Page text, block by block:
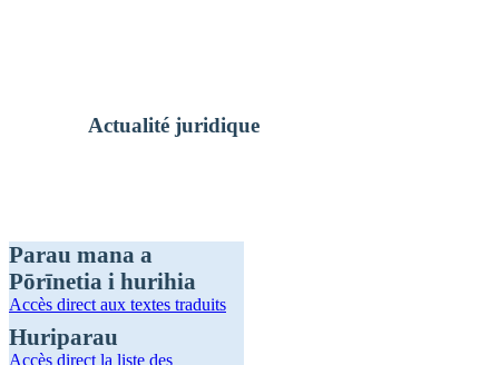
Actualité juridique
Parau mana a
Pōrīnetia i hurihia
Accès direct aux textes traduits
Huriparau
Accès direct la liste des